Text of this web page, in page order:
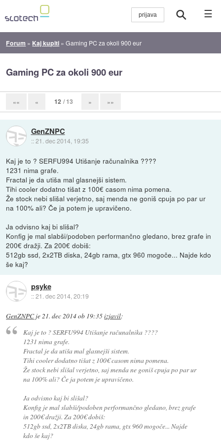
☰
Forum » Kaj kupiti »Gaming PC za okoli 900 eur
Gaming PC za okoli 900 eur
«« « 12 / 13 » »»
GenZNPC
::21. dec 2014, 19:35
Kaj je to ? SERFU994 Utišanje računalnika ????
1231 nima grafe.
Fractal je da utiša mal glasnejši sistem.
Tihi cooler dodatno tišat z 100€ casom nima pomena.
Že stock nebi slišal verjetno, saj menda ne goniš cpuja po par ur
na 100% ali? Če ja potem je upravičeno.
Ja odvisno kaj bi slišal?
Konfig je mal slabši/podoben performančno gledano, brez grafe in
200€ dražji. Za 200€ dobiš:
512gb ssd, 2x2TB diska, 24gb rama, gtx 960 mogoče... Najde kdo
še kaj?
psyke
::21. dec 2014, 20:19
GenZNPCje21. dec 2014 ob 19:35izjavil:
Kaj je to ? SERFU994 Utišanje računalnika ????
1231 nima grafe.
Fractal je da utiša mal glasnejši sistem.
Tihi cooler dodatno tišat z 100€ casom nima pomena.
Že stock nebi slišal verjetno, saj menda ne goniš cpuja po par ur
na 100% ali? Če ja potem je upravičeno.
Ja odvisno kaj bi slišal?
Konfig je mal slabši/podoben performančno gledano, brez grafe
in 200€ dražji. Za 200€ dobiš:
512gb ssd, 2x2TB diska, 24gb rama, gtx 960 mogoče... Najde
kdo še kaj?